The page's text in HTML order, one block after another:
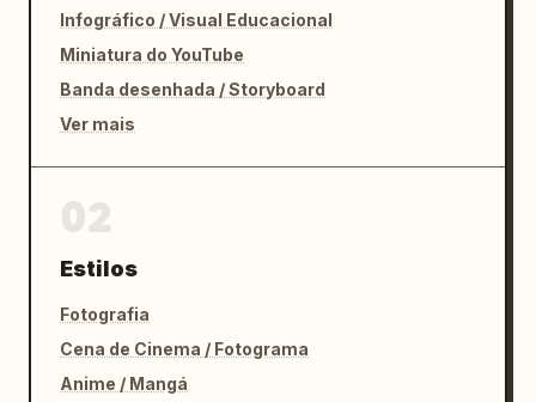
Infográfico / Visual Educacional
Miniatura do YouTube
Banda desenhada / Storyboard
Ver mais
Estilos
Fotografia
Cena de Cinema / Fotograma
Anime / Mangá